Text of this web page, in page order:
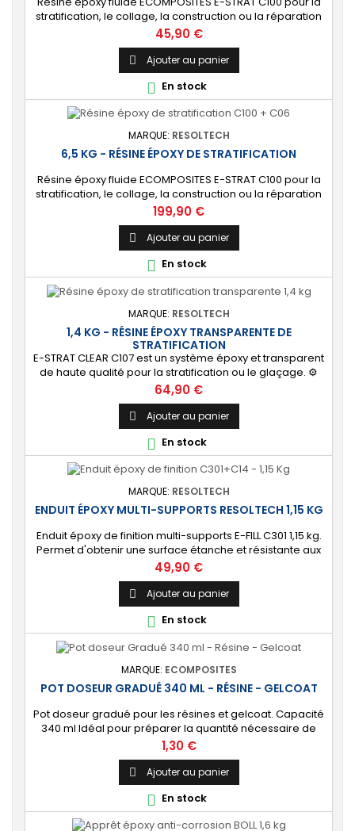
stratification, le collage, la construction ou la réparation
de pièces techniques ou structures composites.
Durcisseur standard (C06) ou lent (C03) au choix. [Multi-
usages] Produit polyvalent formulé pour une large
gamme d’applications : modélisme, fabrication de
moules, bateaux, vélo, bâtiment,...
Prix
45,90 €
 Ajouter au panier
 En stock
MARQUE: RESOLTECH
6,5 KG - RÉSINE ÉPOXY DE STRATIFICATION
Résine époxy fluide ECOMPOSITES E-STRAT C100 pour la
stratification, le collage, la construction ou la réparation
de pièces techniques ou structures composites.
Durcisseur standard (C06) ou lent (C03) au choix. ⚙️
[Multi-usages] Produit polyvalent formulé pour une large
gamme d’applications : modélisme, fabrication de
moules, bateaux, vélo, bâtiment,...
Prix
199,90 €
 Ajouter au panier
 En stock
MARQUE: RESOLTECH
1,4 KG - RÉSINE ÉPOXY TRANSPARENTE DE
STRATIFICATION
E-STRAT CLEAR C107 est un système époxy et transparent
de haute qualité pour la stratification ou le glaçage. ⚙️
[Système spécial] Idéal pour la fabrication et le glaçage
de surfs, windsurfs, planches de kite, kayaks, canoës, ou
tout autre pièce nécessitant un aspect transparent. 🔝
[Finition de qualité] Permet d'obtenir une finition brillante
et anti UV...
Prix
64,90 €
 Ajouter au panier
 En stock
MARQUE: RESOLTECH
ENDUIT ÉPOXY MULTI-SUPPORTS RESOLTECH 1,15 KG
Enduit époxy de finition multi-supports E-FILL C301 1,15 kg.
Permet d'obtenir une surface étanche et résistante aux
chocs. Idéal pour le traitement préventif ou curatif de
l’osmose et de la corrosion. [Polyvalent] Très bonne
accroche sur la plupart des surfaces : bois, aluminium,
acier, béton, polyester, époxy, etc. Compatible avec tout
type de peinture...
Prix
49,90 €
 Ajouter au panier
 En stock
MARQUE: ECOMPOSITES
POT DOSEUR GRADUÉ 340 ML - RÉSINE - GELCOAT
Pot doseur gradué pour les résines et gelcoat. Capacité
340 ml Idéal pour préparer la quantité nécessaire de
résine ou gelcoat.
Prix
1,30 €
 Ajouter au panier
 En stock